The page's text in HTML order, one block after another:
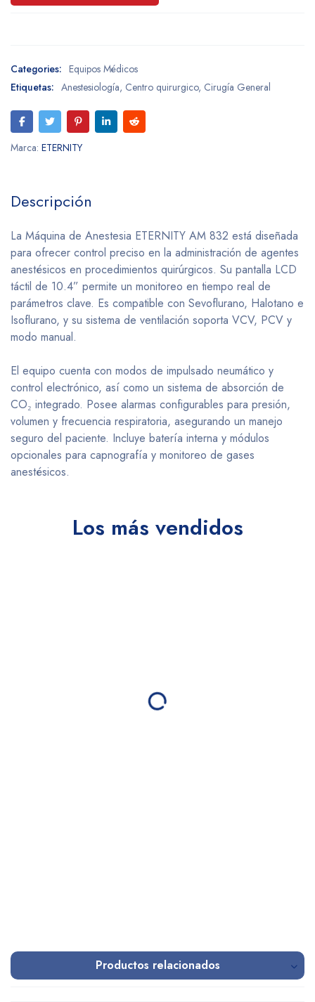
Categories: Equipos Médicos
Etiquetas: Anestesiología, Centro quirurgico, Cirugía General
Marca: ETERNITY
Descripción
La Máquina de Anestesia ETERNITY AM 832 está diseñada
para ofrecer control preciso en la administración de agentes
anestésicos en procedimientos quirúrgicos. Su pantalla LCD
táctil de 10.4” permite un monitoreo en tiempo real de
parámetros clave. Es compatible con Sevoflurano, Halotano e
Isoflurano, y su sistema de ventilación soporta VCV, PCV y
modo manual.
El equipo cuenta con modos de impulsado neumático y
control electrónico, así como un sistema de absorción de
CO₂ integrado. Posee alarmas configurables para presión,
volumen y frecuencia respiratoria, asegurando un manejo
seguro del paciente. Incluye batería interna y módulos
opcionales para capnografía y monitoreo de gases
anestésicos.
Los más vendidos
Productos relacionados